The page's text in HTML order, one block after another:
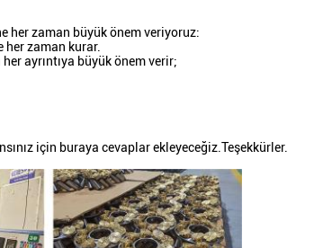
her zaman büyük önem veriyoruz:
her zaman kurar.
ayrıntıya büyük önem verir;
için buraya cevaplar ekleyeceğiz.Teşekkürler.